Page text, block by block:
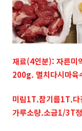
재료(4인분): 자른
200g. 멸치다시마
미림1T.참기름1T.
가루소량.소금1/3T